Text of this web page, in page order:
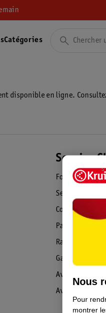
Catégories
disponible en ligne.
Service
Foire aux
Service Clientèle
Commande &
Paiement
Rappel & Retour
Garantie
Avis de sécurité
Avis
Nous
Pour
montrer